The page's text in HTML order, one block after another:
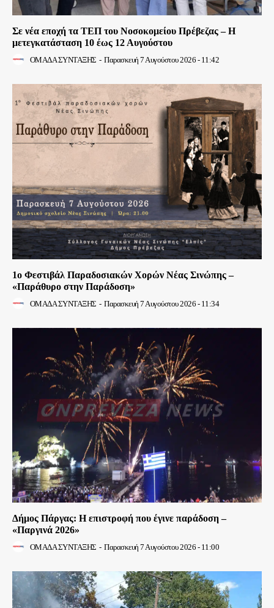
Σε νέα εποχή τα ΤΕΠ του Νοσοκομείου Πρέβεζας – Η
μετεγκατάσταση 10 έως 12 Αυγούστου
ΟΜΑΔΑ ΣΥΝΤΑΞΗΣ - Παρασκευή 7 Αυγούστου 2026 - 11:42
1ο Φεστιβάλ Παραδοσιακών Χορών Νέας Σινώπης –
«Παράθυρο στην Παράδοση»
ΟΜΑΔΑ ΣΥΝΤΑΞΗΣ - Παρασκευή 7 Αυγούστου 2026 - 11:34
Δήμος Πάργας: Η επιστροφή που έγινε παράδοση –
«Παργινά 2026»
ΟΜΑΔΑ ΣΥΝΤΑΞΗΣ - Παρασκευή 7 Αυγούστου 2026 - 11:00